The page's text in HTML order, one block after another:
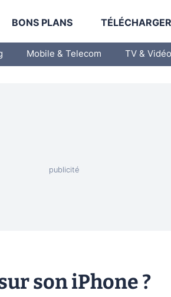
BONS PLANS
Mobile & Telecom TV & Vidéo
son iPhone ?